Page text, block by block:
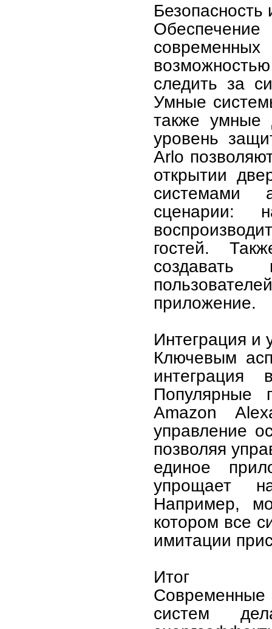
следить за
Умные
также умные
уровень
Arlo
открытии
системами
сценарии:
гостей.
приложение.
Интеграция и
Ключевым
Популярные
Amazon
управление
позволяя
единое
упрощает
Например,
котором все
имитации
Итог
Современные
систем